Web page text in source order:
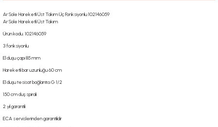
Ar Sole Hareketli Üst Takım Üç Fonksiyonlu 102146059
Ar Sole Hareketli Üst Takım
Ürün kodu. 102146059
3 fonksiyonlu
El duşu çapı 85 mm
Hareketli bar uzunluğu 60 cm
El duşu tesisat bağlantısı G 1/2
150 cm duş spirali
2 yıl garantili
ECA servislerinden garantilidir